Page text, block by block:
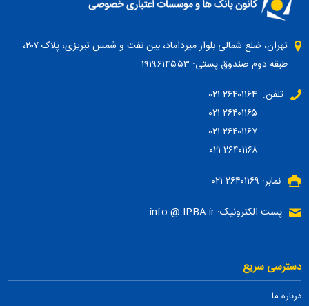
تهران، ضلع شمالی بلوار میرداماد، بین نفت و شمس تبریزی، پلاک ۲۰۷،
طبقه دوم صندوق پستی: ۱۹۱۹۶۱۴۵۵۳
تلفن: ۲۶۴۰۱۱۶۴ ۰۲۱
۲۶۴۰۱۱۶۷ ۰۲۱
۲۶۴۰۱۱۶۸ ۰۲۱
نمابر: ۲۶۴۰۱۱۶۹ ۰۲۱
پست الکترونیک: info @ IPBA.ir
دسترسی سریع
درباره ما